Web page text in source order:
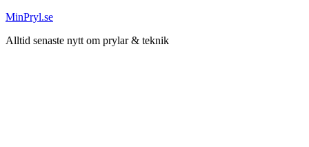
Hoppa
innehåll
MinPryl.se
Alltid senaste nytt om prylar & teknik